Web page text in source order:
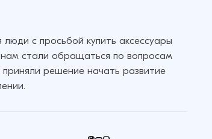
с просьбой купить аксессуары
стали обращаться по вопросам
решение начать развитие